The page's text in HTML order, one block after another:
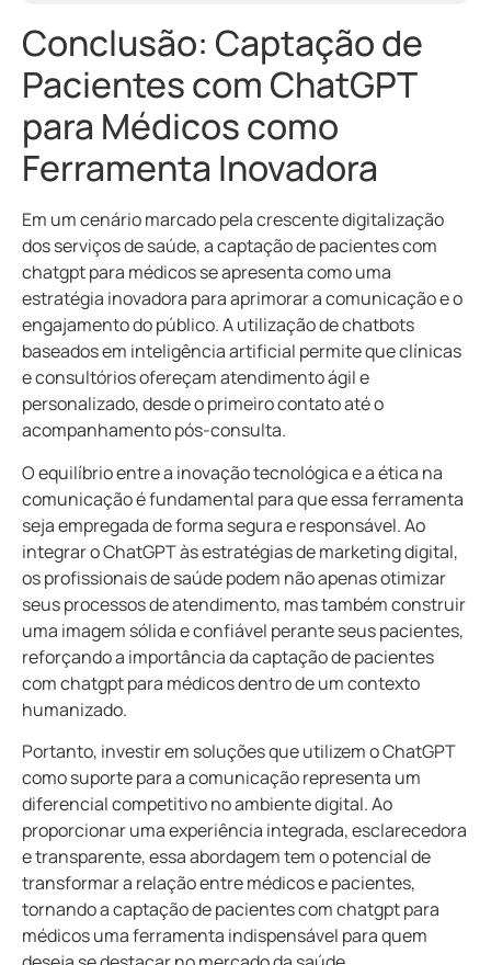
Conclusão: Captação de
Pacientes com ChatGPT
para Médicos como
Ferramenta Inovadora
Em um cenário marcado pela crescente digitalização
dos serviços de saúde, a captação de pacientes com
chatgpt para médicos se apresenta como uma
estratégia inovadora para aprimorar a comunicação e o
engajamento do público. A utilização de chatbots
baseados em inteligência artificial permite que clínicas
e consultórios ofereçam atendimento ágil e
personalizado, desde o primeiro contato até o
acompanhamento pós-consulta.
O equilíbrio entre a inovação tecnológica e a ética na
comunicação é fundamental para que essa ferramenta
seja empregada de forma segura e responsável. Ao
integrar o ChatGPT às estratégias de marketing digital,
os profissionais de saúde podem não apenas otimizar
seus processos de atendimento, mas também construir
uma imagem sólida e confiável perante seus pacientes,
reforçando a importância da captação de pacientes
com chatgpt para médicos dentro de um contexto
humanizado.
Portanto, investir em soluções que utilizem o ChatGPT
como suporte para a comunicação representa um
diferencial competitivo no ambiente digital. Ao
proporcionar uma experiência integrada, esclarecedora
e transparente, essa abordagem tem o potencial de
transformar a relação entre médicos e pacientes,
tornando a captação de pacientes com chatgpt para
médicos uma ferramenta indispensável para quem